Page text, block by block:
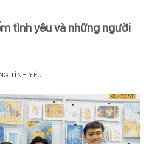
tình yêu và những người
TÌNH YÊU